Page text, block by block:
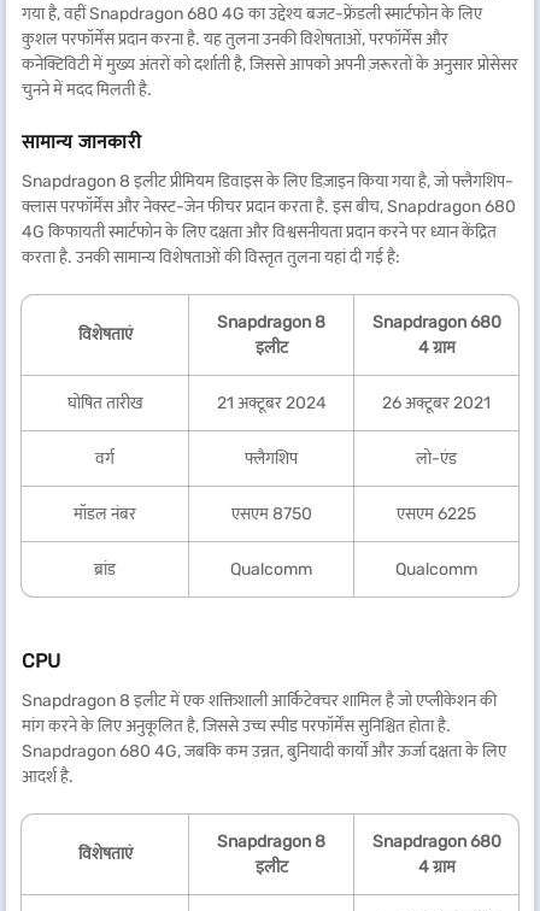
गया है, वहीं Snapdragon 680 4G का उद्देश्य बजट-फ्रेंडली स्मार्टफोन के लिए
कुशल परफॉर्मेंस प्रदान करना है. यह तुलना उनकी विशेषताओं, परफॉर्मेंस और
कनेक्टिविटी में मुख्य अंतरों को दर्शाती है, जिससे आपको अपनी ज़रूरतों के अनुसार प्रोसेसर
चुनने में मदद मिलती है.
सामान्य जानकारी
Snapdragon 8 इलीट प्रीमियम डिवाइस के लिए डिज़ाइन किया गया है, जो फ्लैगशिप-
क्लास परफॉर्मेंस और नेक्स्ट-जेन फीचर प्रदान करता है. इस बीच, Snapdragon 680
4G किफायती स्मार्टफोन के लिए दक्षता और विश्वसनीयता प्रदान करने पर ध्यान केंद्रित
करता है. उनकी सामान्य विशेषताओं की विस्तृत तुलना यहां दी गई है:
विशेषताएं
Snapdragon 8
इलीट
Snapdragon 680
4 ग्राम
घोषित तारीख 21 अक्टूबर 2024 26 अक्टूबर 2021
वर्ग फ्लैगशिप लो-एंड
मॉडल नंबर एसएम 8750 एसएम 6225
ब्रांड Qualcomm Qualcomm
CPU
Snapdragon 8 इलीट में एक शक्तिशाली आर्किटेक्चर शामिल है जो एप्लीकेशन की
मांग करने के लिए अनुकूलित है, जिससे उच्च स्पीड परफॉर्मेंस सुनिश्चित होता है.
Snapdragon 680 4G, जबकि कम उन्नत, बुनियादी कार्यों और ऊर्जा दक्षता के लिए
आदर्श है.
विशेषताएं
Snapdragon 8
इलीट
Snapdragon 680
4 ग्राम